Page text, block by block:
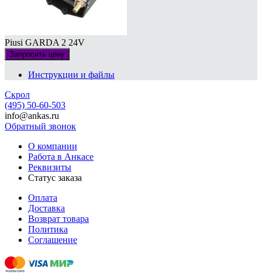
Piusi GARDA 2 24V
Запросить цену
Инструкции и файлы
Скрол
(495) 50-60-503
info@ankas.ru
Обратный звонок
О компании
Работа в Анкасе
Реквизиты
Статус заказа
Оплата
Доставка
Возврат товара
Политика
Соглашение